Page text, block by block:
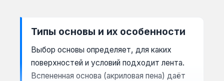
Типы основы и их особенности
Выбор основы определяет, для каких
поверхностей и условий подходит лента.
Вспененная основа (акриловая пена) даёт